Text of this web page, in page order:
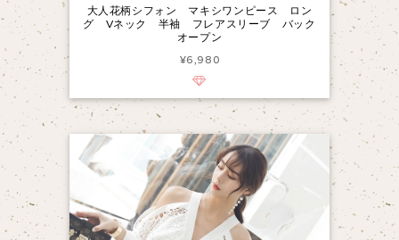
大人花柄シフォン マキシワンピース ロン
グ Vネック 半袖 フレアスリーブ バック
オープン
¥6,980